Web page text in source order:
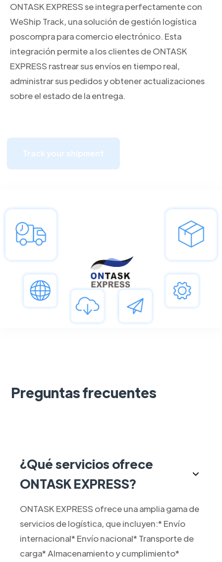
ONTASK EXPRESS se integra perfectamente con
WeShip Track, una solución de gestión logística
poscompra para comercio electrónico. Esta
integración permite a los clientes de ONTASK
EXPRESS rastrear sus envíos en tiempo real,
administrar sus pedidos y obtener actualizaciones
sobre el estado de la entrega.
Track your shipment
Preguntas frecuentes
¿Qué servicios ofrece
ONTASK EXPRESS?
ONTASK EXPRESS ofrece una amplia gama de
servicios de logística, que incluyen:* Envío
internacional* Envío nacional* Transporte de
carga* Almacenamiento y cumplimiento*